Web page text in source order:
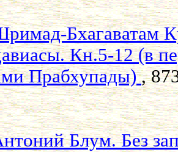
Бхагаватам
Кн.5-12 (в
Прабхупады),
Блум. Без